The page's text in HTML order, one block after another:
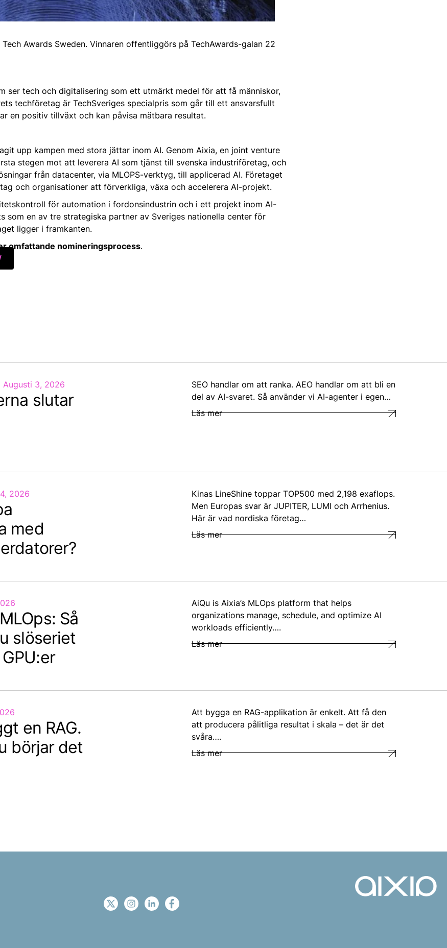
Awards Sweden. Vinnaren offentliggörs på TechAwards-galan 22
ser tech och digitalisering som ett utmärkt medel för att få människor,
techföretag är TechSveriges specialpris som går till ett ansvarsfullt
en positiv tillväxt och kan påvisa mätbara resultat.
upp kampen med stora jättar inom AI. Genom Aixia, en joint venture
stegen mot att leverera AI som tjänst till svenska industriföretag, och
från datacenter, via MLOPS-verktyg, till applicerad AI. Företaget
och organisationer att förverkliga, växa och accelerera AI-projekt.
för automation i fordonsindustrin och i ett projekt inom AI-
som en av tre strategiska partner av Sveriges nationella center för
ligger i framkanten.
omfattande nomineringsprocess.
Augusti 3, 2026
slutar
SEO handlar om att ranka. AEO handlar om att bli en
del av AI-svaret. Så använder vi AI-agenter i egen…
Läs mer
2026
med
Kinas LineShine toppar TOP500 med 2,198 exaflops.
Men Europas svar är JUPITER, LUMI och Arrhenius.
Här är vad nordiska företag…
Läs mer
Så
slöseriet
AiQu is Aixia’s MLOps platform that helps
organizations manage, schedule, and optimize AI
workloads efficiently….
Läs mer
en RAG.
börjar det
Att bygga en RAG-applikation är enkelt. Att få den
att producera pålitliga resultat i skala – det är det
svåra….
Läs mer